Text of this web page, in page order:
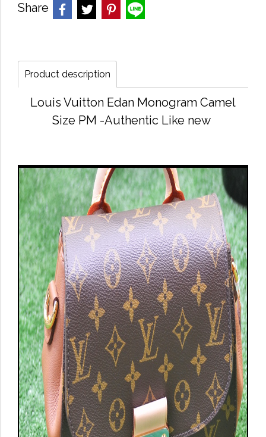
Share
Product description
Louis Vuitton Edan Monogram Camel
Size PM -Authentic Like new